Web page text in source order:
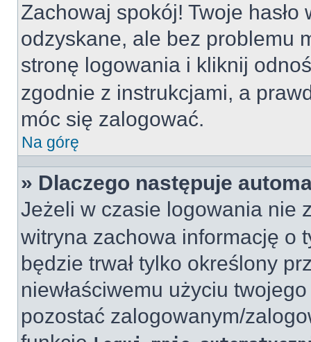
Zachowaj spokój! Twoje
odzyskane, ale bez problemu
stronę logowania i kliknij
zgodnie z instrukcjami, a
móc się zalogować.
Na górę
» Dlaczego następuje
Jeżeli w czasie logowania nie
witryna zachowa informację o
będzie trwał tylko określony
niewłaściwemu użyciu
pozostać zalogowanym/